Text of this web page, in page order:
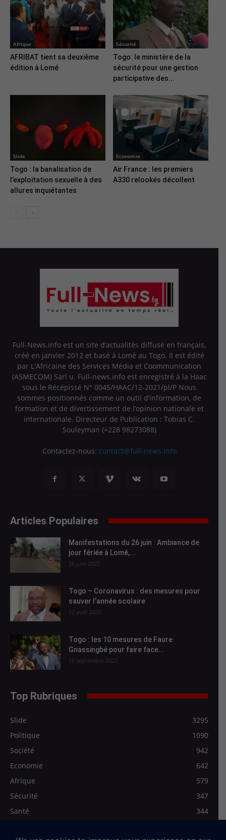
Afrique
AFRIBAT tient sa deuxième
édition à Lomé
Sécurité
Togo: le ministère de la
sécurité pour une gestion
participative des...
Slide
Togo : la banalisation de
l’exploitation sexuelle à des
allures inquiétantes
Economie
Air France : les premiers
A330 relookés décollent
Full-News.info est un site d’actualités diffusé en français,
créé en janvier 2012 et basé à Lomé au Togo. Il est édité
par L'Africaine des Services Média et Coommunication
(ASMECOM) Sarl u. Full-news.info est enregistré à la Haac
sous le Récépissé N° 0045/HAAC/12-2021/pl/P Nous
sommes positionnés comme un outil d’information, de
formation et de divertissement de l’opinion nationale et
internationale. Directeur de Publication : Tobias C.
Souleyman (+228 98273088)
Contactez-nous: contact@full-news.info
Articles Populaires
Manifestations du 26 juin : Ambiance de
jour fériée à Lomé,...
26 juin 2025
Togo – Coronavirus : des mesures pour
sauver l’année scolaire
12 avril 2020
Togo : les 10 mesures de Faure
Gnassingbé pour faire face...
16 septembre 2022
Top Rubriques
Slide
3295
Politique
1090
Société
942
Economie
642
Afrique
579
Sécurité
347
Santé
344